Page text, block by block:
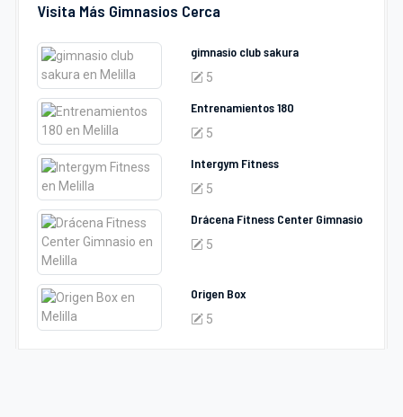
Visita Más Gimnasios Cerca
gimnasio club sakura
5
Entrenamientos 180
5
Intergym Fitness
5
Drácena Fitness Center Gimnasio
5
Origen Box
5